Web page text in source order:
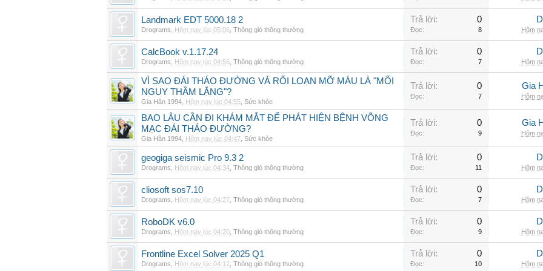
Landmark EDT 5000.18 2
Drograms Hôm nay lúc 05:06 Thông gió thông thường
Trả lời: 0
Đọc: 8 Hôm
CalcBook v.1.17.24
Drograms Hôm nay lúc 04:56 Thông gió thông thường
Trả lời: 0
Đọc: 7 Hôm
VÌ SAO ĐÁI THÁO ĐƯỜNG VÀ RỐI LOẠN MỠ MÁU LÀ "MỐI
NGUY THẦM LẶNG"?
Gia Hân 1994 Hôm nay lúc 04:55 Sức khỏe
Trả lời: 0
Đọc: 7
Gia
Hôm
BAO LÂU CẦN ĐI KHÁM MẮT ĐỂ PHÁT HIỆN BỆNH VÕNG
MẠC ĐÁI THÁO ĐƯỜNG?
Gia Hân 1994 Hôm nay lúc 04:47 Sức khỏe
Trả lời: 0
Đọc: 9
Gia
Hôm
geogiga seismic Pro 9.3 2
Drograms Hôm nay lúc 04:34 Thông gió thông thường
Trả lời: 0
Đọc: 11 Hôm
cliosoft sos7.10
Drograms Hôm nay lúc 04:27 Thông gió thông thường
Trả lời: 0
Đọc: 7 Hôm
RoboDK v6.0
Drograms Hôm nay lúc 04:20 Thông gió thông thường
Trả lời: 0
Đọc: 9 Hôm
Frontline Excel Solver 2025 Q1
Drograms Hôm nay lúc 04:12 Thông gió thông thường
Trả lời: 0
Đọc: 10 Hôm